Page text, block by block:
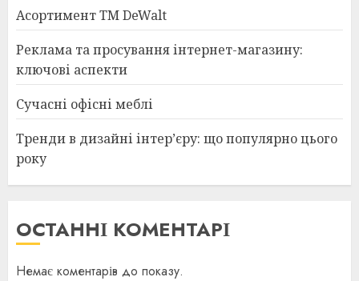
Асортимент ТМ DeWalt
Реклама та просування інтернет-магазину:
ключові аспекти
Сучасні офісні меблі
Тренди в дизайні інтер’єру: що популярно цього
року
ОСТАННІ КОМЕНТАРІ
Немає коментарів до показу.